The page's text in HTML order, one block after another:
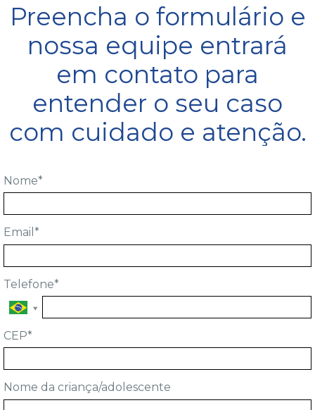
Preencha o formulário e
nossa equipe entrará
em contato para
entender o seu caso
com cuidado e atenção.
Nome*
Email*
Telefone*
CEP*
Nome da criança/adolescente